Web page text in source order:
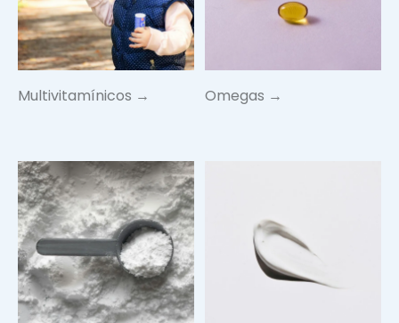
Multivitamínicos → Omegas →